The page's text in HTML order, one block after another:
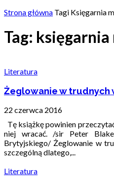
Strona główna Tagi Księgarnia
Tag:
Literatura
Żeglowanie w trudnych
22 czerwca 2016
Tę książkę powinien
niej wracać. /sir Peter
Brytyjskiego/ Żeglowanie w
szczególną dlatego,...
Literatura